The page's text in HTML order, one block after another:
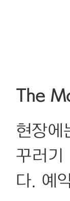
The
현장
꾸러
다. 예